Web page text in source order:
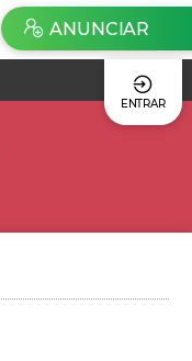
ENTRAR
ANUNCIAR